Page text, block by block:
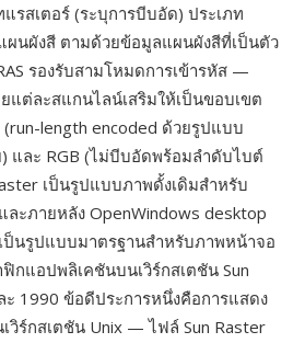
รสเตอร์ (ระบุการบีบอัด) ประเภท
ผนผังสี ตามด้วยข้อมูลแผนผังสีที่เป็นตัว
รองรับสามโหมดการเข้ารหัส —
แต่ละสแกนไลน์เสริมให้เป็นขอบเขต
length encoded ด้วยรูปแบบ
) และ RGB (ไม่บีบอัดพร้อมลำดับไบต์
เป็นรูปแบบภาพดั้งเดิมสำหรับ
ละภายหลัง OpenWindows desktop
ป็นรูปแบบมาตรฐานสำหรับภาพหน้าจอ
กแอปพลิเคชันบนเวิร์กสเตชัน Sun
1990 ข้อดีประการหนึ่งคือการแสดง
วิร์กสเตชัน Unix — ไฟล์ Sun Raster